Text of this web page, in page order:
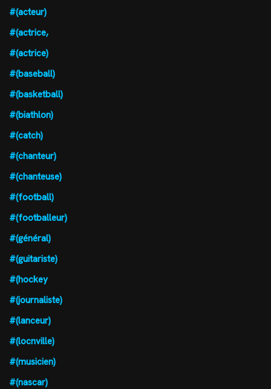
#(acteur)
#(actrice,
#(actrice)
#(baseball)
#(basketball)
#(biathlon)
#(catch)
#(chanteur)
#(chanteuse)
#(football)
#(footballeur)
#(général)
#(guitariste)
#(hockey
#(journaliste)
#(lanceur)
#(locnville)
#(musicien)
#(nascar)